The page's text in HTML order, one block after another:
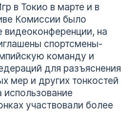
в Токио в марте и в
Комиссии было
видеоконференции, на
спортсмены-
команду и
для разъяснения
мер и других тонкостей
использование
участвовали более